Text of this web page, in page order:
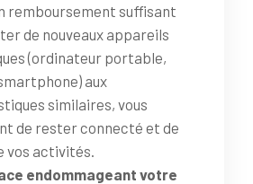
remboursement suffisant
de nouveaux appareils
(ordinateur portable,
aux
similaires, vous
de rester connecté et de
vos activités.
endommageant votre